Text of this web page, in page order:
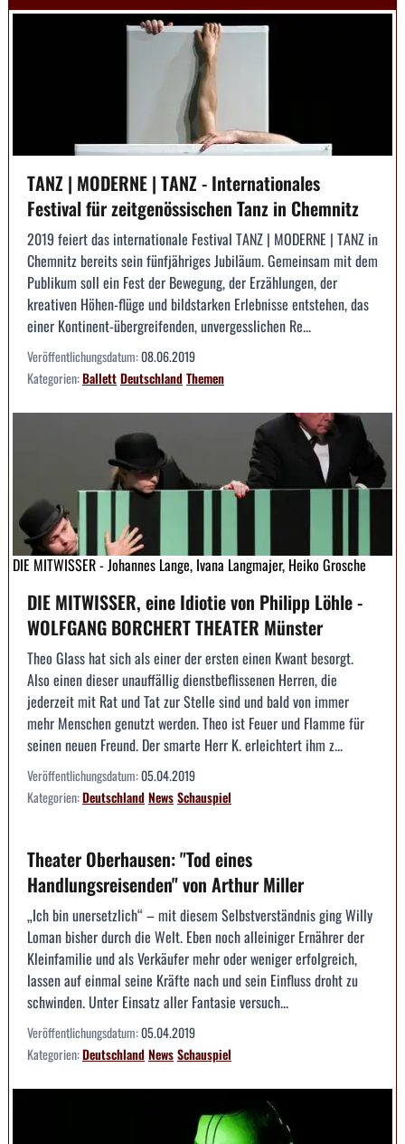
TANZ | MODERNE | TANZ - Internationales
Festival für zeitgenössischen Tanz in Chemnitz
2019 feiert das internationale Festival TANZ | MODERNE | TANZ in
Chemnitz bereits sein fünfjähriges Jubiläum. Gemeinsam mit dem
Publikum soll ein Fest der Bewegung, der Erzählungen, der
kreativen Höhen-flüge und bildstarken Erlebnisse entstehen, das
einer Kontinent-übergreifenden, unvergesslichen Re...
Veröffentlichungsdatum:08.06.2019
Kategorien:BallettDeutschlandThemen
DIE MITWISSER - Johannes Lange, Ivana Langmajer, Heiko Grosche
DIE MITWISSER, eine Idiotie von Philipp Löhle -
WOLFGANG BORCHERT THEATER Münster
Theo Glass hat sich als einer der ersten einen Kwant besorgt.
Also einen dieser unauffällig dienstbeflissenen Herren, die
jederzeit mit Rat und Tat zur Stelle sind und bald von immer
mehr Menschen genutzt werden. Theo ist Feuer und Flamme für
seinen neuen Freund. Der smarte Herr K. erleichtert ihm z...
Veröffentlichungsdatum:05.04.2019
Kategorien:DeutschlandNewsSchauspiel
Theater Oberhausen: "Tod eines
Handlungsreisenden" von Arthur Miller
„Ich bin unersetzlich“ – mit diesem Selbstverständnis ging Willy
Loman bisher durch die Welt. Eben noch alleiniger Ernährer der
Kleinfamilie und als Verkäufer mehr oder weniger erfolgreich,
lassen auf einmal seine Kräfte nach und sein Einfluss droht zu
schwinden. Unter Einsatz aller Fantasie versuch...
Veröffentlichungsdatum:05.04.2019
Kategorien:DeutschlandNewsSchauspiel